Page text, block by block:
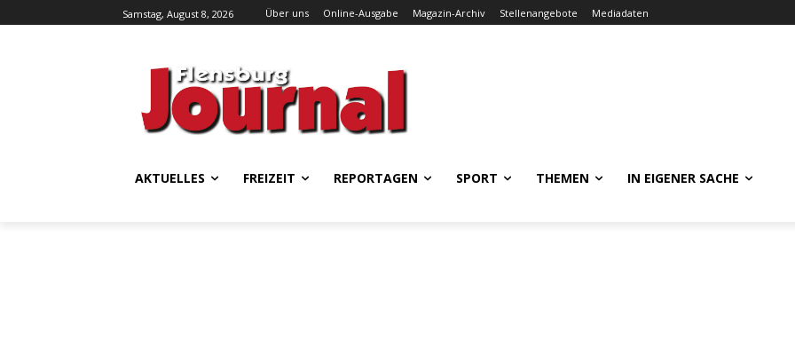
Samstag, August 8, 2026 Über uns Online-Ausgabe Magazin-Archiv Stellenangebote Mediadaten
AKTUELLES FREIZEIT REPORTAGEN SPORT THEMEN IN EIGENER SACHE